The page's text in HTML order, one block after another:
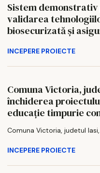
Sistem
validarea
biosecurizată și
NATUR LOGISTICS
INCEPERE PROIECTE
Comuna Victoria,
închiderea
educație timpurie
Victoria, județul Iași"
Comuna Victoria, judetul
INCEPERE PROIECTE